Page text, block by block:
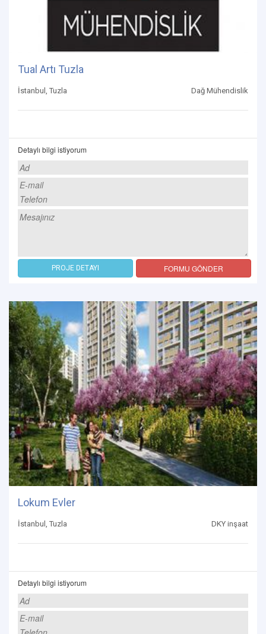
Tual Artı Tuzla
İstanbul, Tuzla Dağ Mühendislik
Detaylı bilgi istiyorum
PROJE DETAYI FORMU GÖNDER
Lokum Evler
İstanbul, Tuzla DKY inşaat
Detaylı bilgi istiyorum